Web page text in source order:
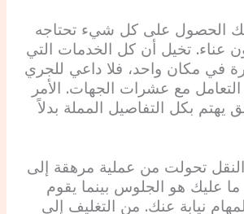
الحصول على كل شيء تحتاجه
عناء. تخيل أن كل الخدمات التي
في مكان واحد، فلا داعي للجري
مع عشرات الجهات. الأمر
يهتم بكل التفاصيل المملة بدلاً
تحولت من عملية مرهقة إلى
عليك هو الجلوس بينما يقوم
نيابة عنك. من التغليف إلى